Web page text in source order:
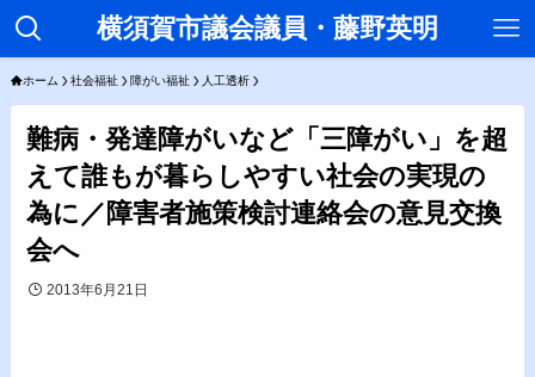
横須賀市議会議員・藤野英明
ホーム 社会福祉 障がい福祉 人工透析
難病・発達障がいなど「三障がい」を超
えて誰もが暮らしやすい社会の実現の
為に／障害者施策検討連絡会の意見交換
会へ
2013年6月21日